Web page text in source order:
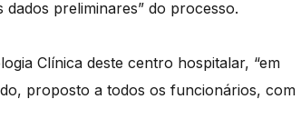
dados preliminares” do processo.
Clínica deste centro hospitalar, “em
proposto a todos os funcionários, com